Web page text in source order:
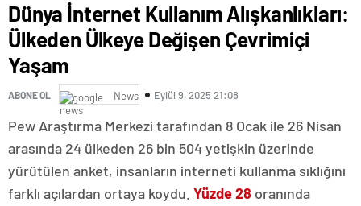
Dünya İnternet Kullanım Alışkanlıkları:
Ülkeden Ülkeye Değişen Çevrimiçi
Yaşam
ABONE OL News Eylül 9, 2025 21:08
Pew Araştırma Merkezi tarafından 8 Ocak ile 26 Nisan
arasında 24 ülkeden 26 bin 504 yetişkin üzerinde
yürütülen anket, insanların interneti kullanma sıklığını
farklı açılardan ortaya koydu. Yüzde 28 oranında